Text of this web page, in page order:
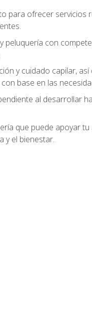
para ofrecer servicios
con
y cuidado capilar,
base en las
al desarrollar
que puede apoyar
y el bienestar.